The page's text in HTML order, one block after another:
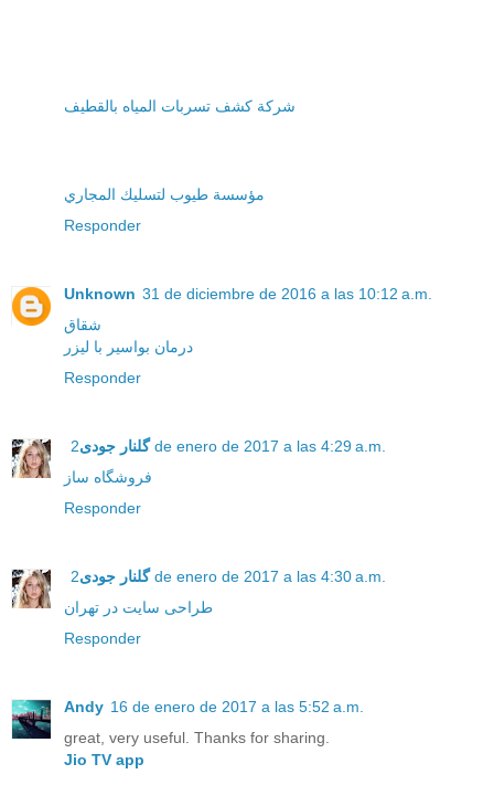
شركة كشف تسربات المياه بالقطيف
مؤسسة طيوب لتسليك المجاري
Responder
Unknown 31 de diciembre de 2016 a las 10:12 a.m.
شقاق
درمان بواسیر با لیزر
Responder
گلنار جودی2 de enero de 2017 a las 4:29 a.m.
Responder
گلنار جودی2 de enero de 2017 a las 4:30 a.m.
Responder
Andy 16 de enero de 2017 a las 5:52 a.m.
great, very useful. Thanks for sharing.
Jio TV app